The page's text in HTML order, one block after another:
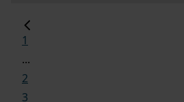
1
...
2
3